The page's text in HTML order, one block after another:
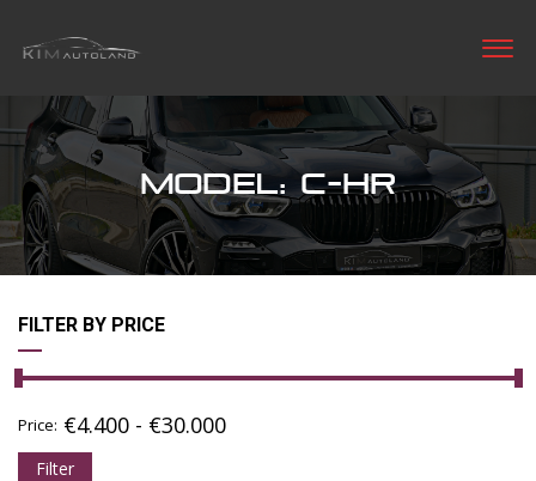
MODEL: C-HR
FILTER BY PRICE
Price: €4.400 - €30.000
Filter